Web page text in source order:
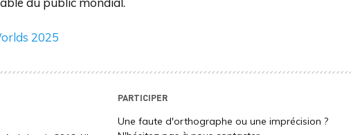
2025
PARTICIPER
Une faute d'orthographe ou une imprécision ?